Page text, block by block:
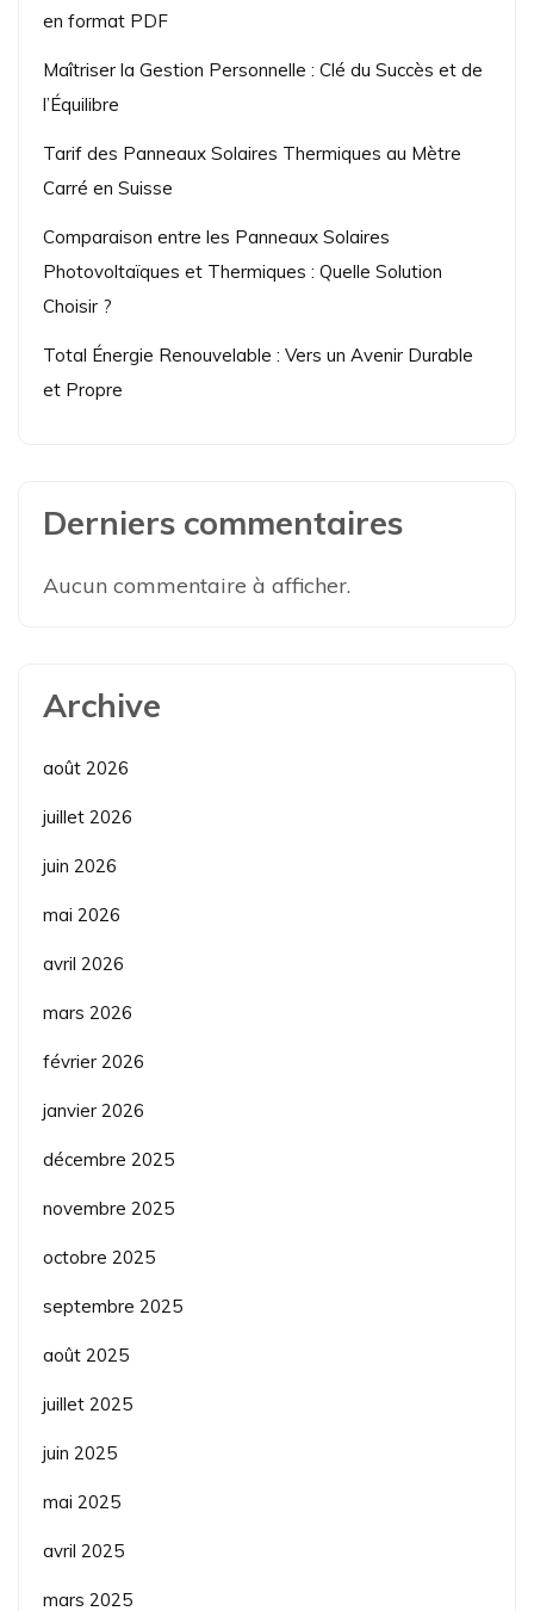
en format PDF
Maîtriser la Gestion Personnelle : Clé du Succès et de
l’Équilibre
Tarif des Panneaux Solaires Thermiques au Mètre
Carré en Suisse
Comparaison entre les Panneaux Solaires
Photovoltaïques et Thermiques : Quelle Solution
Choisir ?
Total Énergie Renouvelable : Vers un Avenir Durable
et Propre
Derniers commentaires
Aucun commentaire à afficher.
Archive
août 2026
juillet 2026
juin 2026
mai 2026
avril 2026
mars 2026
février 2026
janvier 2026
décembre 2025
novembre 2025
octobre 2025
septembre 2025
août 2025
juillet 2025
juin 2025
mai 2025
avril 2025
mars 2025